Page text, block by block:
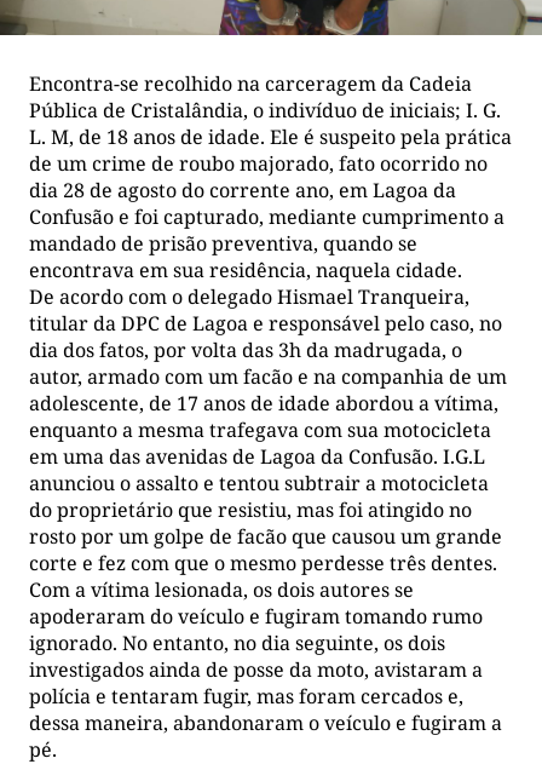
Encontra-se recolhido na carceragem da Cadeia
Pública de Cristalândia, o indivíduo de iniciais; I. G.
L. M, de 18 anos de idade. Ele é suspeito pela prática
de um crime de roubo majorado, fato ocorrido no
dia 28 de agosto do corrente ano, em Lagoa da
Confusão e foi capturado, mediante cumprimento a
mandado de prisão preventiva, quando se
encontrava em sua residência, naquela cidade.
De acordo com o delegado Hismael Tranqueira,
titular da DPC de Lagoa e responsável pelo caso, no
dia dos fatos, por volta das 3h da madrugada, o
autor, armado com um facão e na companhia de um
adolescente, de 17 anos de idade abordou a vítima,
enquanto a mesma trafegava com sua motocicleta
em uma das avenidas de Lagoa da Confusão. I.G.L
anunciou o assalto e tentou subtrair a motocicleta
do proprietário que resistiu, mas foi atingido no
rosto por um golpe de facão que causou um grande
corte e fez com que o mesmo perdesse três dentes.
Com a vítima lesionada, os dois autores se
apoderaram do veículo e fugiram tomando rumo
ignorado. No entanto, no dia seguinte, os dois
investigados ainda de posse da moto, avistaram a
polícia e tentaram fugir, mas foram cercados e,
dessa maneira, abandonaram o veículo e fugiram a
pé.